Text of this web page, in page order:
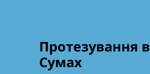
Протезування в
Сумах